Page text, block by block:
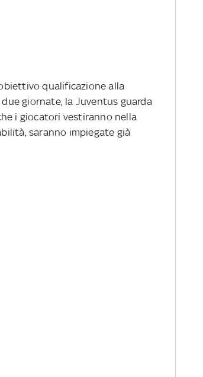
qualificazione alla
giornate, la Juventus guarda
i giocatori vestiranno nella
saranno impiegate già